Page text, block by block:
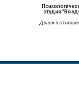
студия
Дыши в